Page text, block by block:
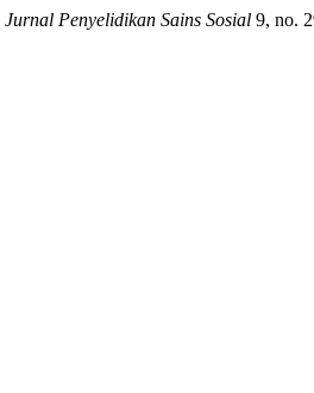
Jurnal Penyelidikan Sains Sosial 9, no.